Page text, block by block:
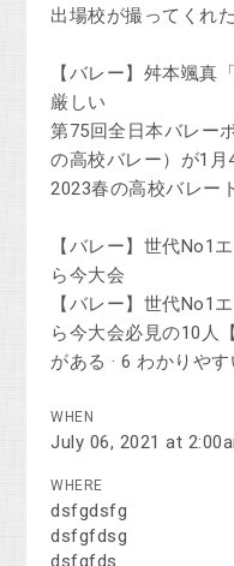
出場校が撮ってくれ
【バレー】舛本颯真
厳しい
第75回全日本バレー
の高校バレー）が1月
2023春の高校バレー
【バレー】世代No1
ら今大会
【バレー】世代No1
ら今大会必見の10人
がある · 6 わかりや
WHEN
July 06, 2021 at
WHERE
dsfgdsfg
dsfgfdsg